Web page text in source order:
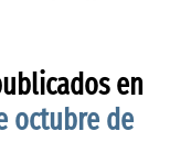
en
octubre de